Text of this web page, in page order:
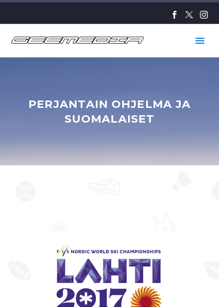
PERJANTAIN OHJELMA JA
SUOMALAISET